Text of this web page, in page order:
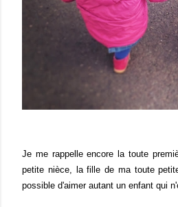
Je me rappelle encore la toute
petite nièce, la fille de ma toute
possible d'aimer autant un enfant qui